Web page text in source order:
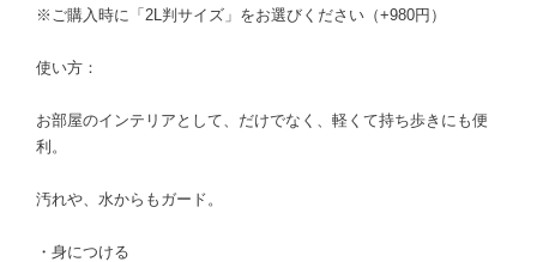
※ご購入時に「2L判サイズ」をお選びください（+980円）
使い方：
お部屋のインテリアとして、だけでなく、軽くて持ち歩きにも便
利。
汚れや、水からもガード。
・身につける